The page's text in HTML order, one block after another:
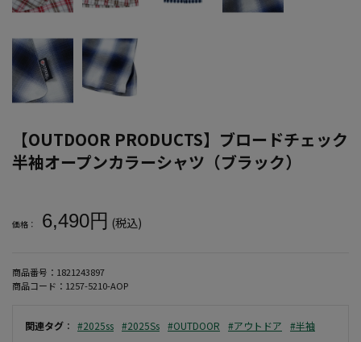
【OUTDOOR PRODUCTS】ブロードチェック
半袖オープンカラーシャツ（ブラック）
価格： 6,490円 (税込)
商品番号： 1821243897
商品コード： 1257-5210-AOP
関連タグ ： #2025ss #2025Ss #OUTDOOR #アウトドア #半袖